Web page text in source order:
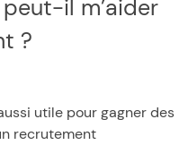
?
utile pour gagner des
recrutement